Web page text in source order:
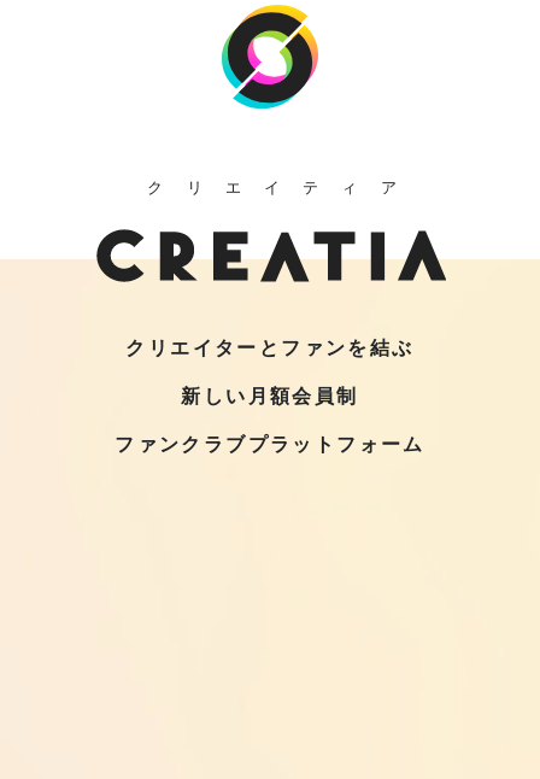
クリエイティア
クリエイターとファンを結ぶ
新しい月額会員制
ファンクラブプラットフォーム